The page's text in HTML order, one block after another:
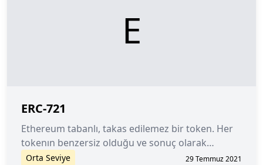
E
ERC-721
Ethereum tabanlı, takas edilemez bir token. Her
tokenın benzersiz olduğu ve sonuç olarak
değiştirilemez olduğu anlamına gelir.
Orta Seviye 29 Temmuz 2021